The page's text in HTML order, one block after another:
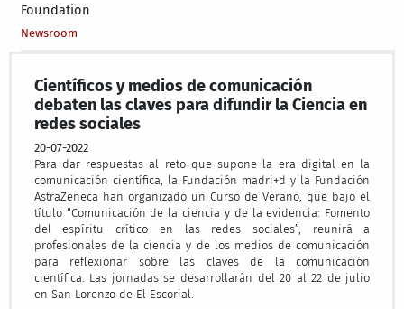
Foundation
Newsroom
Científicos y medios de comunicación
debaten las claves para difundir la Ciencia en
redes sociales
20-07-2022
Para dar respuestas al reto que supone la era digital en la
comunicación científica, la Fundación madri+d y la Fundación
AstraZeneca han organizado un Curso de Verano, que bajo el
título “Comunicación de la ciencia y de la evidencia: Fomento
del espíritu crítico en las redes sociales”, reunirá a
profesionales de la ciencia y de los medios de comunicación
para reflexionar sobre las claves de la comunicación
científica. Las jornadas se desarrollarán del 20 al 22 de julio
en San Lorenzo de El Escorial.